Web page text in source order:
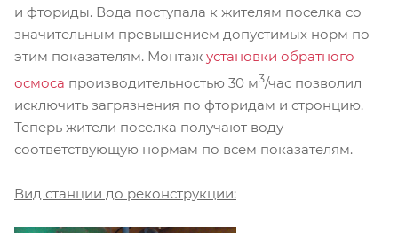
и фториды. Вода поступала к жителям поселка со
значительным превышением допустимых норм по
этим показателям. Монтаж установки обратного
осмоса производительностью 30 м3/час позволил
исключить загрязнения по фторидам и стронцию.
Теперь жители поселка получают воду
соответствующую нормам по всем показателям.
Вид станции до реконструкции: